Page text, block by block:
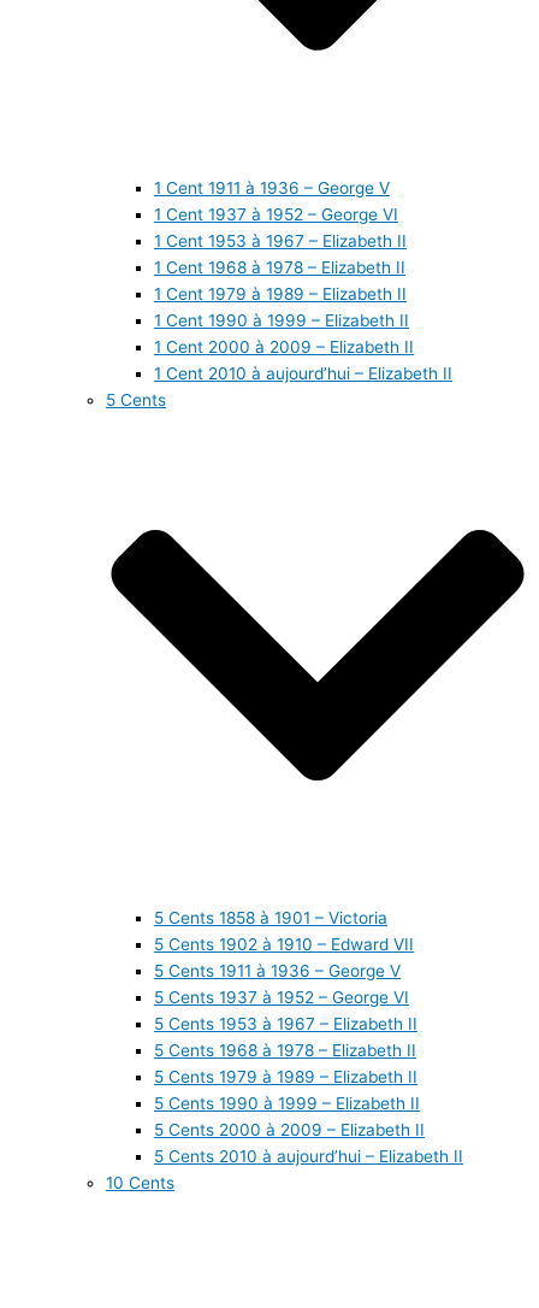
1 Cent 1911 à 1936 – George V
1 Cent 1937 à 1952 – George VI
1 Cent 1953 à 1967 – Elizabeth II
1 Cent 1968 à 1978 – Elizabeth II
1 Cent 1979 à 1989 – Elizabeth II
1 Cent 1990 à 1999 – Elizabeth II
1 Cent 2000 à 2009 – Elizabeth II
1 Cent 2010 à aujourd’hui – Elizabeth II
5 Cents
5 Cents 1858 à 1901 – Victoria
5 Cents 1902 à 1910 – Edward VII
5 Cents 1911 à 1936 – George V
5 Cents 1937 à 1952 – George VI
5 Cents 1953 à 1967 – Elizabeth II
5 Cents 1968 à 1978 – Elizabeth II
5 Cents 1979 à 1989 – Elizabeth II
5 Cents 1990 à 1999 – Elizabeth II
5 Cents 2000 à 2009 – Elizabeth II
5 Cents 2010 à aujourd’hui – Elizabeth II
10 Cents